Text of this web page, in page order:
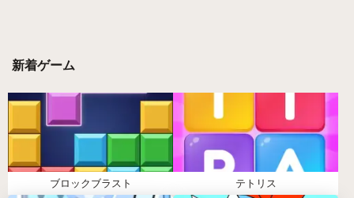
うになりました。スムーズなメロディー、エネルギ
わせを作成する場合でも、すべてのセッションが個
人的でやりがいのあるものに感じられます。✨
真の創造性を優先するスプランキー・オンライン体
験を求めているプレイヤーにとって、スプランキ
ー・トレイフィックスは、生き生きとしたサウン
新着ゲーム
ブロックブラスト テトリス